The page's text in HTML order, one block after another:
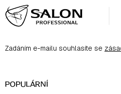
Á
P
TZadáním e-mailu souhlasíte se
POPULÁRNÍ